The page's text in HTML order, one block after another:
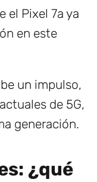
el Pixel 7a ya
en este
un impulso,
de 5G,
generación.
¿qué